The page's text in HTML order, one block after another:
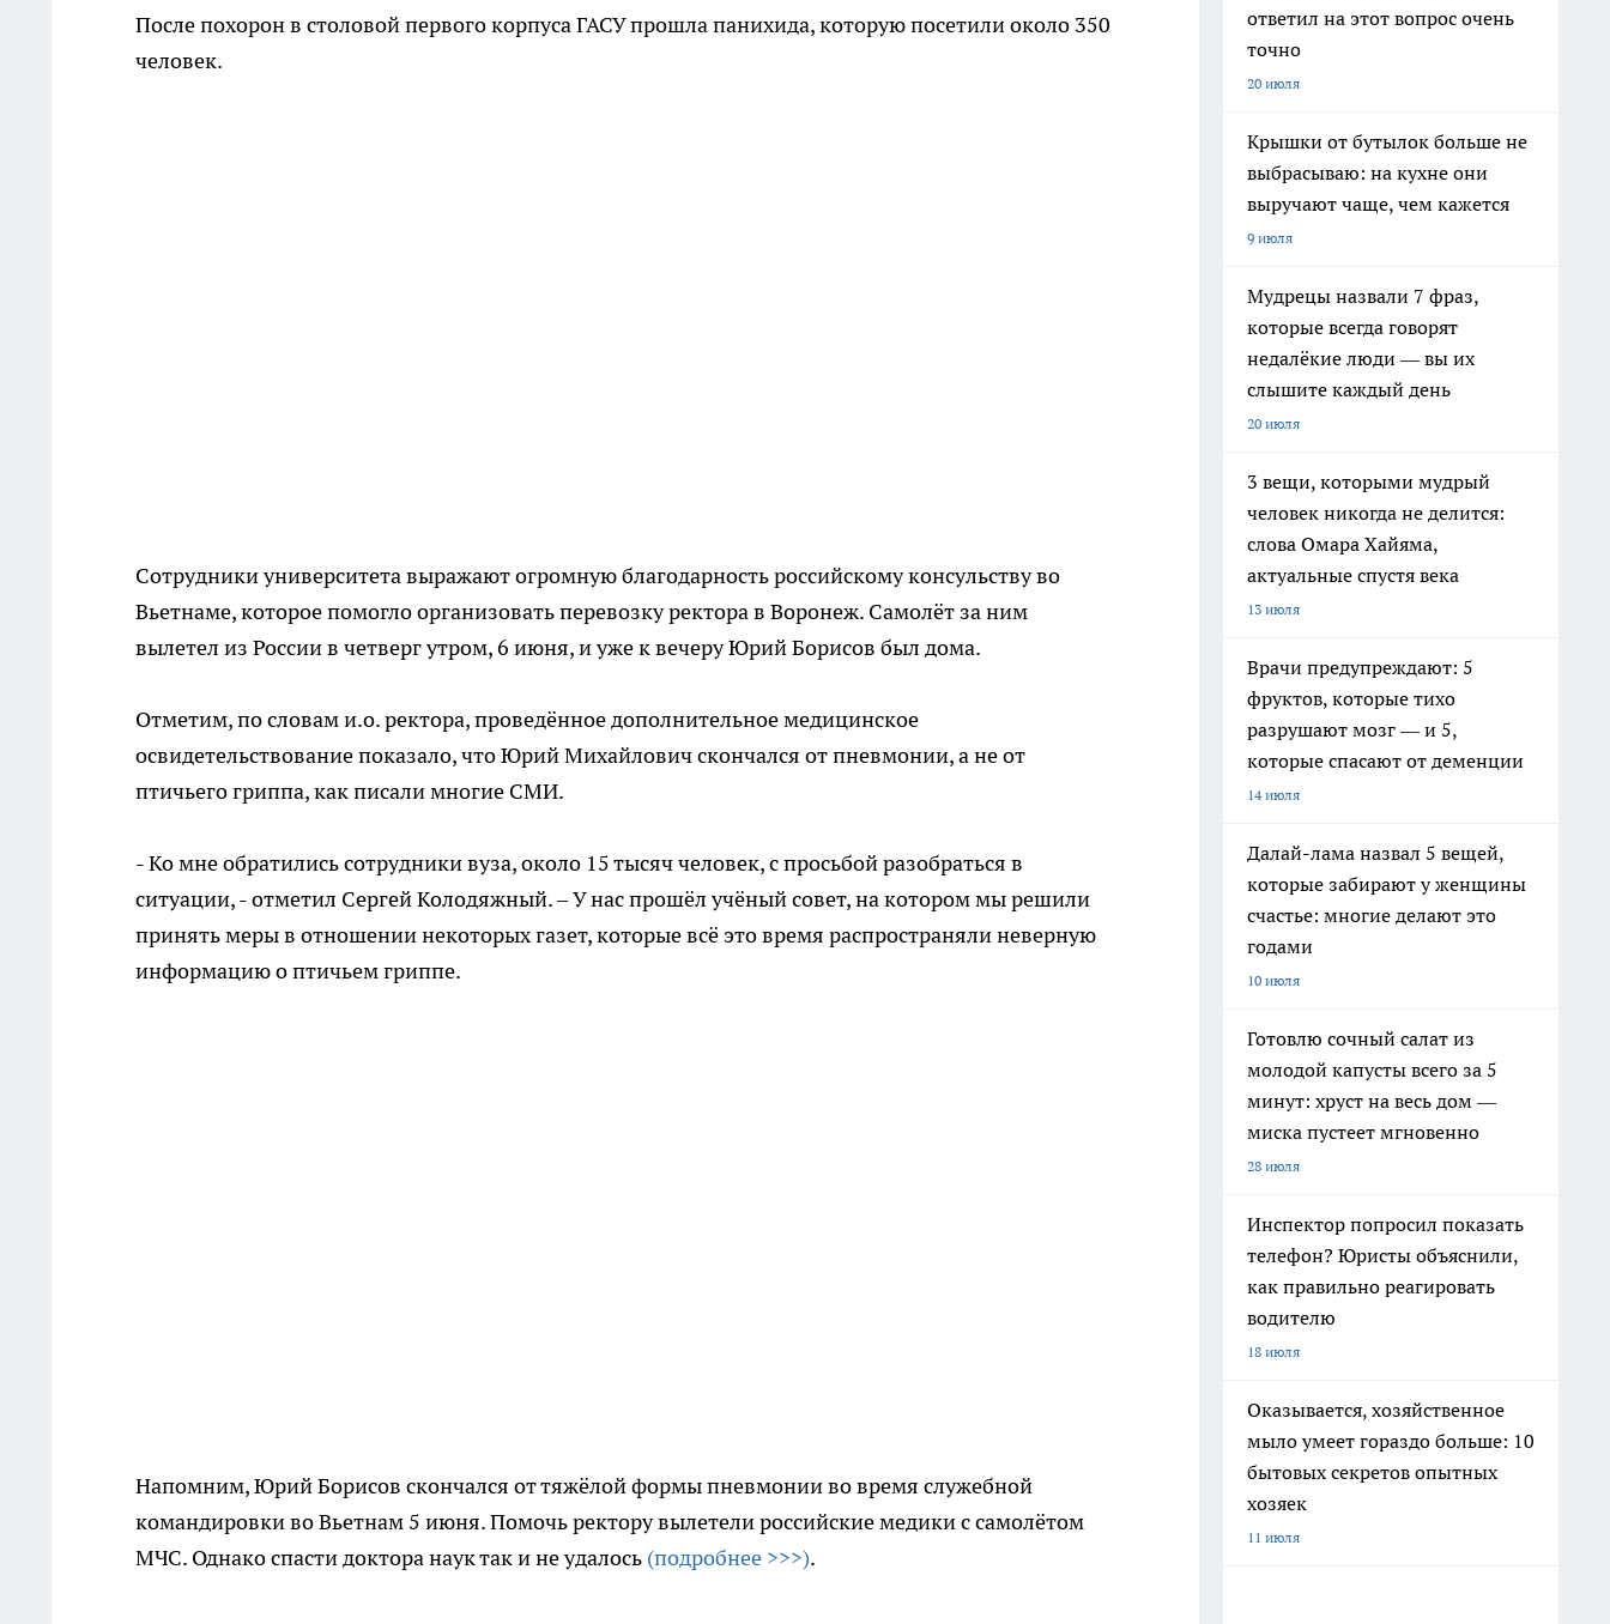
После похорон в столовой первого корпуса ГАСУ прошла панихида, которую посетили около 350
человек.
Сотрудники университета выражают огромную благодарность российскому консульству во
Вьетнаме, которое помогло организовать перевозку ректора в Воронеж. Самолёт за ним
вылетел из России в четверг утром, 6 июня, и уже к вечеру Юрий Борисов был дома.
Отметим, по словам и.о. ректора, проведённое дополнительное медицинское
освидетельствование показало, что Юрий Михайлович скончался от пневмонии, а не от
птичьего гриппа, как писали многие СМИ.
- Ко мне обратились сотрудники вуза, около 15 тысяч человек, с просьбой разобраться в
ситуации, - отметил Сергей Колодяжный. – У нас прошёл учёный совет, на котором мы решили
принять меры в отношении некоторых газет, которые всё это время распространяли неверную
информацию о птичьем гриппе.
Напомним, Юрий Борисов скончался от тяжёлой формы пневмонии во время служебной
командировки во Вьетнам 5 июня. Помочь ректору вылетели российские медики с самолётом
МЧС. Однако спасти доктора наук так и не удалось (подробнее >>>).
ответил на этот вопрос очень
точно
20 июля
Крышки от бутылок больше не
выбрасываю: на кухне они
выручают чаще, чем кажется
9 июля
Мудрецы назвали 7 фраз,
которые всегда говорят
недалёкие люди — вы их
слышите каждый день
20 июля
3 вещи, которыми мудрый
человек никогда не делится:
слова Омара Хайяма,
актуальные спустя века
13 июля
Врачи предупреждают: 5
фруктов, которые тихо
разрушают мозг — и 5,
которые спасают от деменции
14 июля
Далай-лама назвал 5 вещей,
которые забирают у женщины
счастье: многие делают это
годами
10 июля
Готовлю сочный салат из
молодой капусты всего за 5
минут: хруст на весь дом —
миска пустеет мгновенно
28 июля
Инспектор попросил показать
телефон? Юристы объяснили,
как правильно реагировать
водителю
18 июля
Оказывается, хозяйственное
мыло умеет гораздо больше: 10
бытовых секретов опытных
хозяек
11 июля